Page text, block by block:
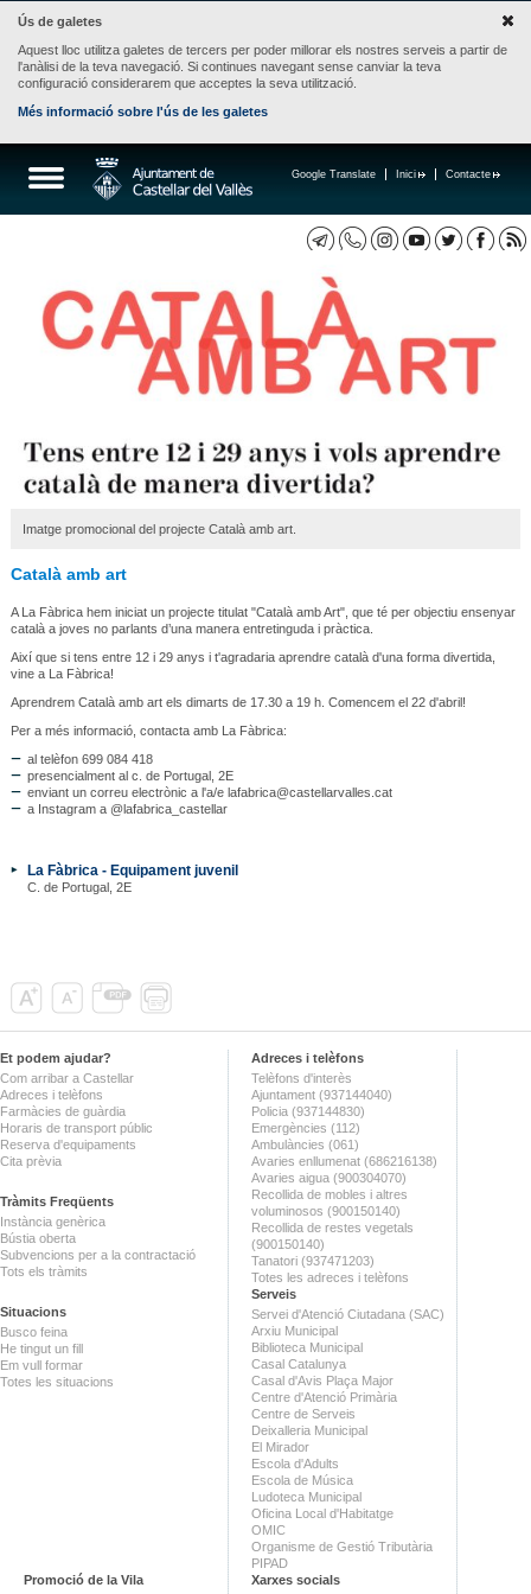
Ús de galetes
Aquest lloc utilitza galetes de tercers per poder millorar els nostres serveis a partir de
l'anàlisi de la teva navegació. Si continues navegant sense canviar la teva
configuració considerarem que acceptes la seva utilització.
Més informació sobre l'ús de les galetes
Contacte
Inici
Google Translate
Imatge promocional del projecte Català amb art.
Català amb art
A La Fàbrica hem iniciat un projecte titulat "Català amb Art", que té per objectiu ensenyar
català a joves no parlants d’una manera entretinguda i pràctica.
Així que si tens entre 12 i 29 anys i t'agradaria aprendre català d'una forma divertida,
vine a La Fàbrica!
Aprendrem Català amb art els dimarts de 17.30 a 19 h. Comencem el 22 d'abril!
Per a més informació, contacta amb La Fàbrica:
al telèfon 699 084 418
presencialment al c. de Portugal, 2E
enviant un correu electrònic a l'a/e lafabrica@castellarvalles.cat
a Instagram a @lafabrica_castellar
La Fàbrica - Equipament juvenil
C. de Portugal, 2E
Et podem ajudar?
Com arribar a Castellar
Adreces i telèfons
Farmàcies de guàrdia
Horaris de transport públic
Reserva d'equipaments
Cita prèvia
Tràmits Freqüents
Instància genèrica
Bústia oberta
Subvencions per a la contractació
Tots els tràmits
Situacions
Busco feina
He tingut un fill
Em vull formar
Totes les situacions
Adreces i telèfons
Telèfons d'interès
Ajuntament (937144040)
Policia (937144830)
Emergències (112)
Ambulàncies (061)
Avaries enllumenat (686216138)
Avaries aigua (900304070)
Recollida de mobles i altres
voluminosos (900150140)
Recollida de restes vegetals
(900150140)
Tanatori (937471203)
Totes les adreces i telèfons
Serveis
Servei d'Atenció Ciutadana (SAC)
Arxiu Municipal
Biblioteca Municipal
Casal Catalunya
Casal d'Avis Plaça Major
Centre d'Atenció Primària
Centre de Serveis
Deixalleria Municipal
El Mirador
Escola d'Adults
Escola de Música
Ludoteca Municipal
Oficina Local d'Habitatge
OMIC
Organisme de Gestió Tributària
PIPAD
Promoció de la Vila
Xarxes socials